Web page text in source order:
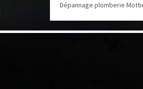
Dépannage plomberie